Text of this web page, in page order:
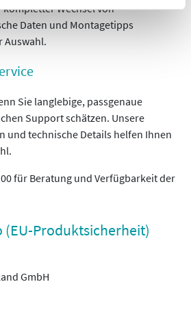
Wechsel von
Daten und Montagetipps
Auswahl.
Sie langlebige, passgenaue
Support schätzen. Unsere
und technische Details helfen Ihnen
für Beratung und Verfügbarkeit der
(EU-Produktsicherheit)
GmbH